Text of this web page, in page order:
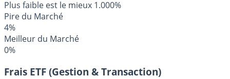
Plus faible est le mieux 1.000%
Pire du Marché
4%
Meilleur du Marché
0%
Frais ETF (Gestion & Transaction)